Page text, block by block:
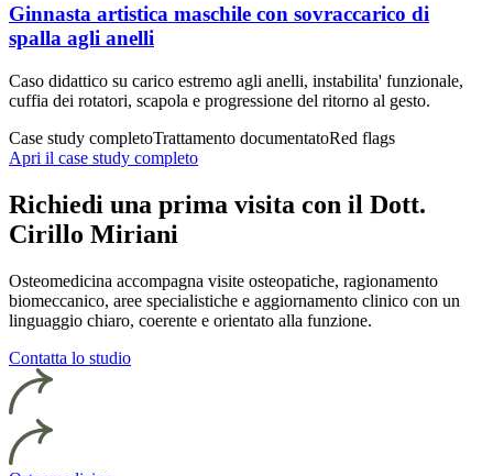
Ginnasta artistica maschile con sovraccarico di
spalla agli anelli
Caso didattico su carico estremo agli anelli, instabilita' funzionale,
cuffia dei rotatori, scapola e progressione del ritorno al gesto.
Case study completoTrattamento documentatoRed flags
Apri il case study completo
Richiedi una prima visita con il Dott.
Cirillo Miriani
Osteomedicina accompagna visite osteopatiche, ragionamento
biomeccanico, aree specialistiche e aggiornamento clinico con un
linguaggio chiaro, coerente e orientato alla funzione.
Contatta lo studio